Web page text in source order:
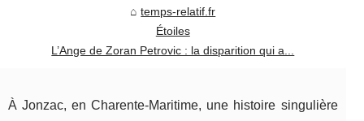
temps-relatif.fr
Étoiles
L’Ange de Zoran Petrovic : la disparition qui a...
À Jonzac, en Charente-Maritime, une histoire singulière